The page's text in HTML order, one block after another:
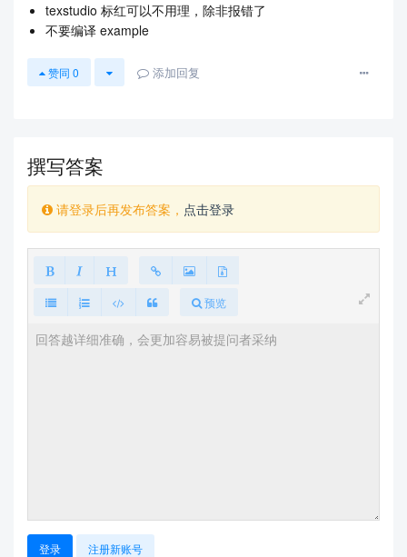
texstudio 标红可以不用理，除非报错了
不要编译 example
赞同 0 添加回复
撰写答案
请登录后再发布答案， 点击登录
预览
登录 注册新账号